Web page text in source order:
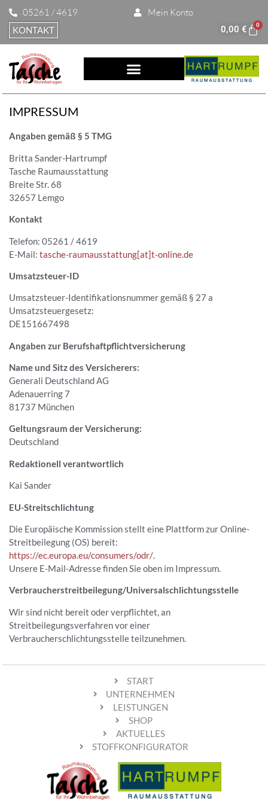
05261 / 4619 Mein Konto
KONTAKT 0,00 € 0
IMPRESSUM
Angaben gemäß § 5 TMG
Britta Sander-Hartrumpf
Tasche Raumausstattung
Breite Str. 68
32657 Lemgo
Kontakt
Telefon: 05261 / 4619
E-Mail: tasche-raumausstattung[at]t-online.de
Umsatzsteuer-ID
Umsatzsteuer-Identifikationsnummer gemäß § 27 a
Umsatzsteuergesetz:
DE151667498
Angaben zur Berufs­haftpflicht­versicherung
Name und Sitz des Versicherers:
Generali Deutschland AG
Adenauerring 7
81737 München
Geltungsraum der Versicherung:
Deutschland
Redaktionell verantwortlich
Kai Sander
EU-Streitschlichtung
Die Europäische Kommission stellt eine Plattform zur Online-
Streitbeilegung (OS) bereit:
https://ec.europa.eu/consumers/odr/.
Unsere E-Mail-Adresse finden Sie oben im Impressum.
Verbraucher­streit­beilegung/Universal­schlichtungs­stelle
Wir sind nicht bereit oder verpflichtet, an
Streitbeilegungsverfahren vor einer
Verbraucherschlichtungsstelle teilzunehmen.
START
UNTERNEHMEN
LEISTUNGEN
SHOP
AKTUELLES
STOFFKONFIGURATOR